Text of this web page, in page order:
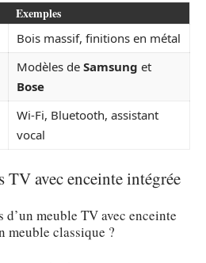
Exemples
Bois massif, finitions en métal
Modèles de Samsung et
Bose
Wi-Fi, Bluetooth, assistant
vocal
TV avec enceinte intégrée
d’un meuble TV avec enceinte
meuble classique ?